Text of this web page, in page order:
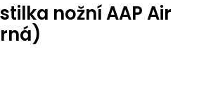
nožní AAP Air